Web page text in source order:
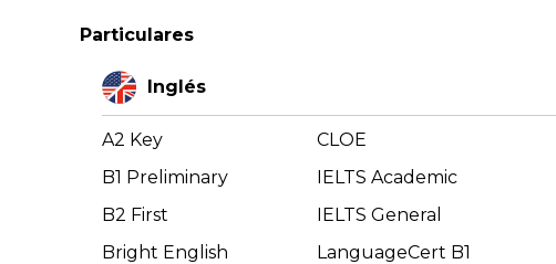
Particulares
Inglés
A2 Key
B1 Preliminary
B2 First
Bright English
CLOE
IELTS Academic
IELTS General
LanguageCert B1